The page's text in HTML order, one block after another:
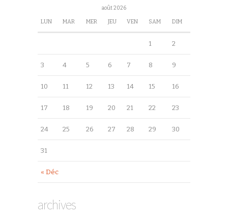
août 2026
LUN MAR MER JEU VEN SAM DIM
« Déc
1 2
3 4 5 6 7 8 9
10 11 12 13 14 15 16
17 18 19 20 21 22 23
24 25 26 27 28 29 30
31
archives